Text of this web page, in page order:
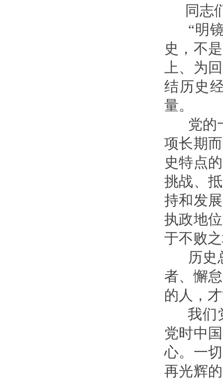
同志
“明镜
史，不
上、为
结历史
量。
党的十
项长期
史特点
挑战、
持和发
执政地
于不败
历史总
者、懈
的人，
我们党
党时中
心。一
再光辉